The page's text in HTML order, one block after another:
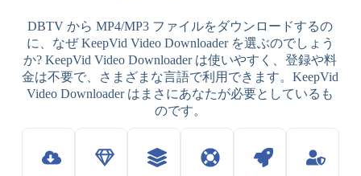
DBTV から MP4/MP3 ファイルをダウンロードするの
に、なぜ KeepVid Video Downloader を選ぶのでしょう
か? KeepVid Video Downloader は使いやすく、登録や料
金は不要で、さまざまな言語で利用できます。KeepVid
Video Downloader はまさにあなたが必要としているも
のです。